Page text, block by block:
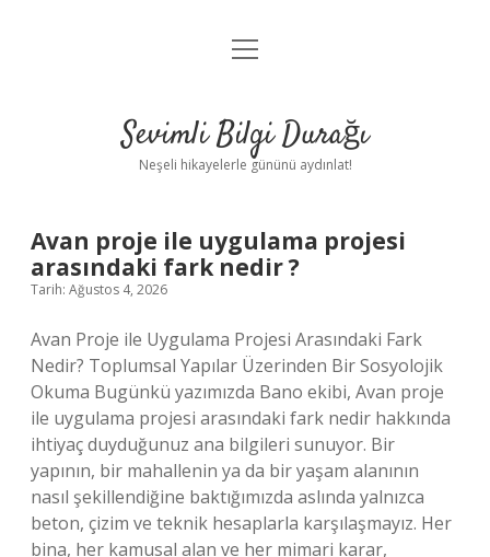
Anasayfa
Yasal Uyarı
menüyü
Sevimli Bilgi Durağı
Neşeli hikayelerle gününü aydınlat!
Sevimli
Bilgi
Durağı
Yazılar
Avan proje ile uygulama projesi
arasındaki fark nedir ?
Tarih: Ağustos 4, 2026
Avan Proje ile Uygulama Projesi Arasındaki Fark
Nedir? Toplumsal Yapılar Üzerinden Bir Sosyolojik
Okuma Bugünkü yazımızda Bano ekibi, Avan proje
ile uygulama projesi arasındaki fark nedir hakkında
ihtiyaç duyduğunuz ana bilgileri sunuyor. Bir
yapının, bir mahallenin ya da bir yaşam alanının
nasıl şekillendiğine baktığımızda aslında yalnızca
beton, çizim ve teknik hesaplarla karşılaşmayız. Her
bina, her kamusal alan ve her mimari karar,